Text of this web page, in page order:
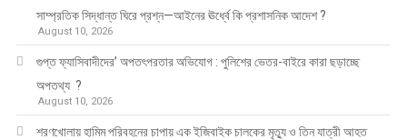
সাম্প্রতিক সিদ্ধান্ত ঘিরে প্রশ্ন—আইনের ঊর্ধ্বে কি প্রশাসনিক আদেশ ?
August 10, 2026
গুপ্ত ফ্যাসিবাদীদের’ অপতৎপরতার অভিযোগ : পুলিশের ভেতর-বাইরে কারা ছড়াচ্ছে
অপতথ্য ?
August 10, 2026
শরণখোলায় হামিম পরিবহনের চাপায় এক ইজিবাইক চালকের মৃত্যু ও তিন যাত্রী আহত